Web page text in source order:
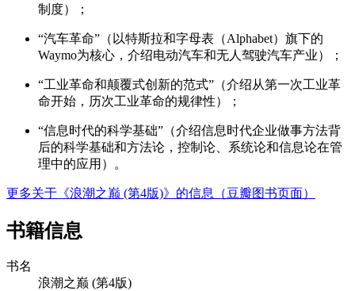
制度）；
“汽车革命”（以特斯拉和字母表（Alphabet）旗下的
Waymo为核心，介绍电动汽车和无人驾驶汽车产业）；
“工业革命和颠覆式创新的范式”（介绍从第一次工业革
命开始，历次工业革命的规律性）；
“信息时代的科学基础”（介绍信息时代企业做事方法背
后的科学基础和方法论，控制论、系统论和信息论在管
理中的应用）。
更多关于《浪潮之巅 (第4版)》的信息（豆瓣图书页面）
书籍信息
书名
浪潮之巅 (第4版)